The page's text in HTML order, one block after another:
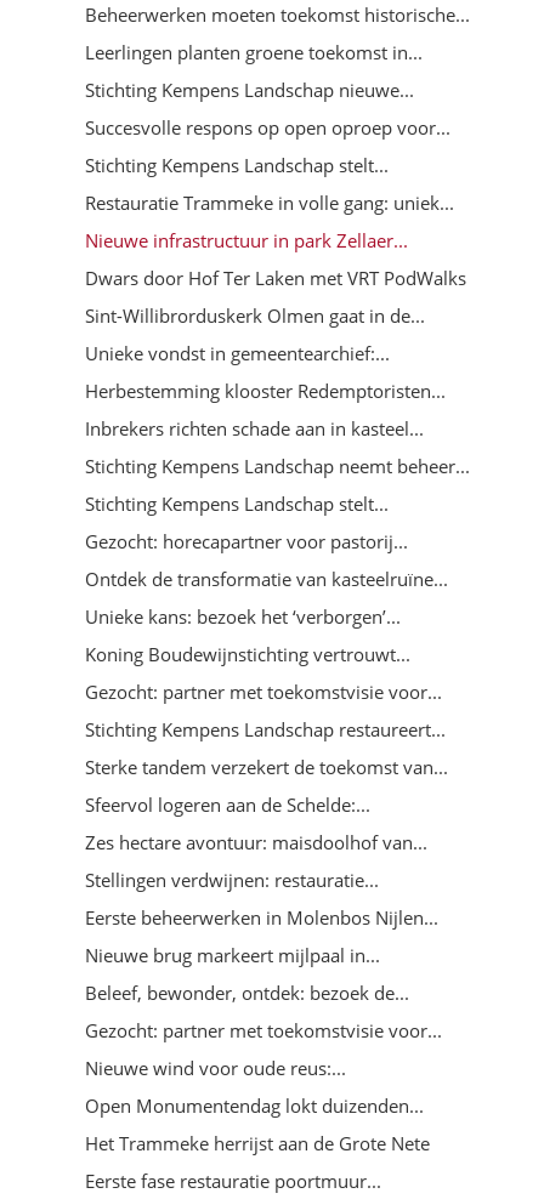
Beheerwerken moeten toekomst historische...
Leerlingen planten groene toekomst in...
Stichting Kempens Landschap nieuwe...
Succesvolle respons op open oproep voor...
Stichting Kempens Landschap stelt...
Restauratie Trammeke in volle gang: uniek...
Nieuwe infrastructuur in park Zellaer...
Dwars door Hof Ter Laken met VRT PodWalks
Sint-Willibrorduskerk Olmen gaat in de...
Unieke vondst in gemeentearchief:...
Herbestemming klooster Redemptoristen...
Inbrekers richten schade aan in kasteel...
Stichting Kempens Landschap neemt beheer...
Stichting Kempens Landschap stelt...
Gezocht: horecapartner voor pastorij...
Ontdek de transformatie van kasteelruïne...
Unieke kans: bezoek het ‘verborgen’...
Koning Boudewijnstichting vertrouwt...
Gezocht: partner met toekomstvisie voor...
Stichting Kempens Landschap restaureert...
Sterke tandem verzekert de toekomst van...
Sfeervol logeren aan de Schelde:...
Zes hectare avontuur: maisdoolhof van...
Stellingen verdwijnen: restauratie...
Eerste beheerwerken in Molenbos Nijlen...
Nieuwe brug markeert mijlpaal in...
Beleef, bewonder, ontdek: bezoek de...
Gezocht: partner met toekomstvisie voor...
Nieuwe wind voor oude reus:...
Open Monumentendag lokt duizenden...
Het Trammeke herrijst aan de Grote Nete
Eerste fase restauratie poortmuur...